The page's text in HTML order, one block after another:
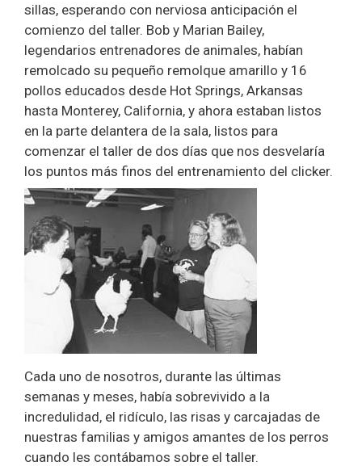
sillas, esperando con nerviosa anticipación el
comienzo del taller. Bob y Marian Bailey,
legendarios entrenadores de animales, habían
remolcado su pequeño remolque amarillo y 16
pollos educados desde Hot Springs, Arkansas
hasta Monterey, California, y ahora estaban listos
en la parte delantera de la sala, listos para
comenzar el taller de dos días que nos desvelaría
los puntos más finos del entrenamiento del clicker.
Cada uno de nosotros, durante las últimas
semanas y meses, había sobrevivido a la
incredulidad, el ridículo, las risas y carcajadas de
nuestras familias y amigos amantes de los perros
cuando les contábamos sobre el taller.